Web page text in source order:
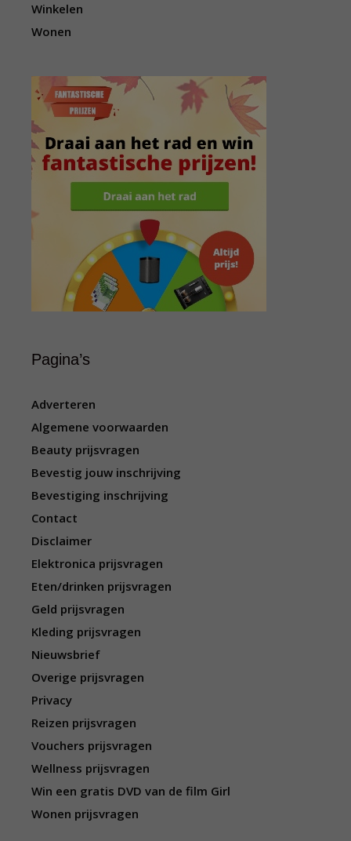
Winkelen
Wonen
Pagina’s
Adverteren
Algemene voorwaarden
Beauty prijsvragen
Bevestig jouw inschrijving
Bevestiging inschrijving
Contact
Disclaimer
Elektronica prijsvragen
Eten/drinken prijsvragen
Geld prijsvragen
Kleding prijsvragen
Nieuwsbrief
Overige prijsvragen
Privacy
Reizen prijsvragen
Vouchers prijsvragen
Wellness prijsvragen
Win een gratis DVD van de film Girl
Wonen prijsvragen